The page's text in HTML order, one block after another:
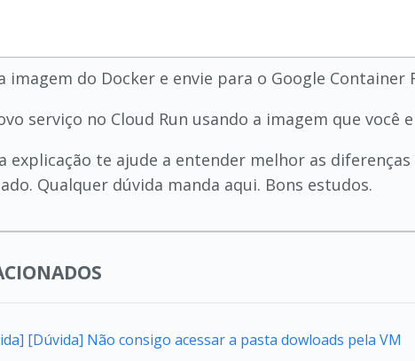
imagem do Docker e envie para o Google
serviço no Cloud Run usando a imagem que você
explicação te ajude a entender melhor as
Qualquer dúvida manda aqui. Bons estudos.
[Dúvida] Não consigo acessar a pasta dowloads pela VM